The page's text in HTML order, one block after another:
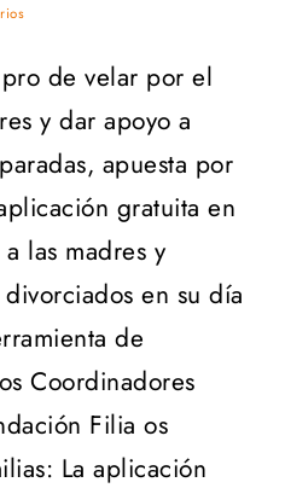
de velar por el
y dar apoyo a
apuesta por
gratuita en
las madres y
en su día
de
Coordinadores
Filia os
La aplicación